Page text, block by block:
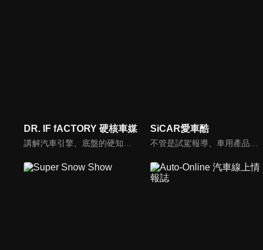
DR. IF fACTORY 硬核車媒 SiCAR愛車酷